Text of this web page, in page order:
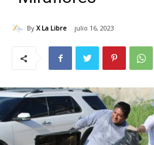
By X La Libre julio 16, 2023